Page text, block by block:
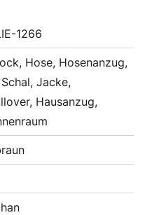
1266
Hose, Hosenanzug,
Jacke,
Hausanzug,